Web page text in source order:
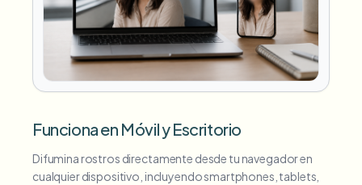
Funciona en Móvil y Escritorio
Difumina rostros directamente desde tu navegador en
cualquier dispositivo, incluyendo smartphones, tablets,